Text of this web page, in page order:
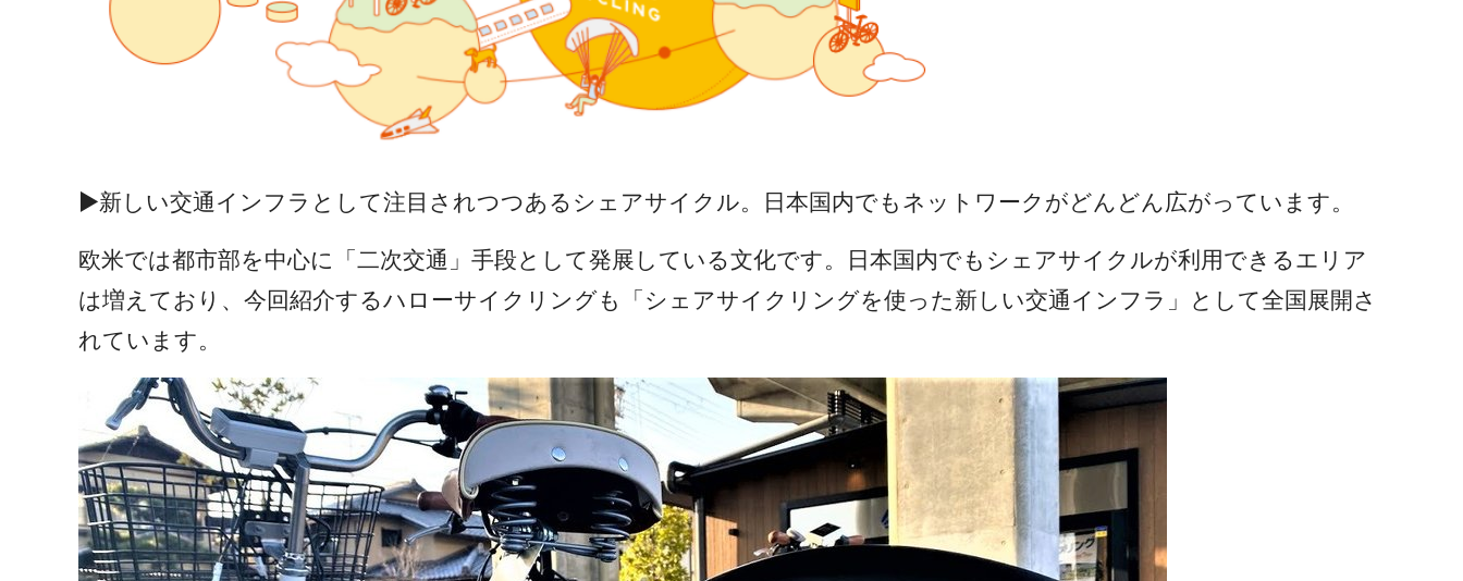
▶新しい交通インフラとして注目されつつあるシェアサイクル。日本国内でもネットワークがどんどん広がっています。
欧米では都市部を中心に「二次交通」手段として発展している文化です。日本国内でもシェアサイクルが利用できるエリア
は増えており、今回紹介するハローサイクリングも「シェアサイクリングを使った新しい交通インフラ」として全国展開さ
れています。